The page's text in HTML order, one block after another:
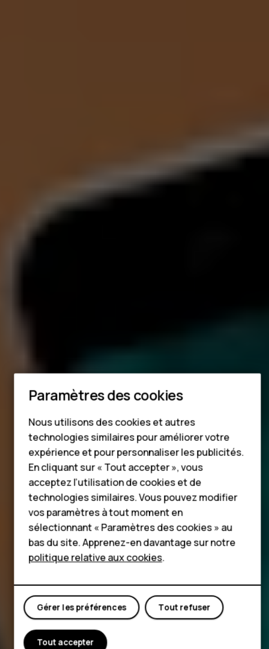
Téléphones classiques
Accessoires
HMD Terra M
Pour les entreprises
Tablettes
Boutique
Mon compte
Paramètres des cookies
Nous utilisons des cookies et autres
technologies similaires pour améliorer votre
expérience et pour personnaliser les publicités.
En cliquant sur « Tout accepter », vous
acceptez l’utilisation de cookies et de
technologies similaires. Vous pouvez modifier
vos paramètres à tout moment en
sélectionnant « Paramètres des cookies » au
bas du site. Apprenez-en davantage sur notre
politique relative aux cookies.
Tout refuser
Gérer les préférences
Tout accepter